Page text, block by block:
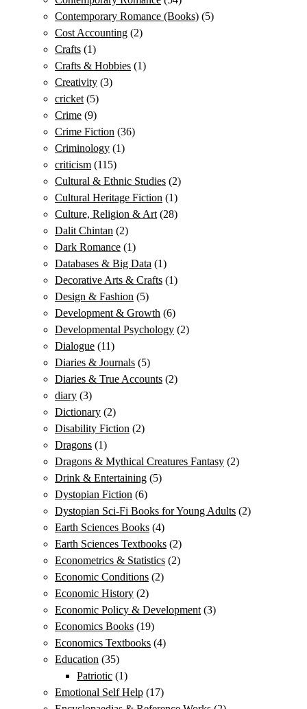
Contemporary Romance (Books) (5)
Cost Accounting (2)
Crafts (1)
Crafts & Hobbies (1)
Creativity (3)
cricket (5)
Crime (9)
Crime Fiction (36)
Criminology (1)
criticism (115)
Cultural & Ethnic Studies (2)
Cultural Heritage Fiction (1)
Culture, Religion & Art (28)
Dalit Chintan (2)
Dark Romance (1)
Databases & Big Data (1)
Decorative Arts & Crafts (1)
Design & Fashion (5)
Development & Growth (6)
Developmental Psychology (2)
Dialogue (11)
Diaries & Journals (5)
Diaries & True Accounts (2)
diary (3)
Dictionary (2)
Disability Fiction (2)
Dragons (1)
Dragons & Mythical Creatures Fantasy (2)
Drink & Entertaining (5)
Dystopian Fiction (6)
Dystopian Sci-Fi Books for Young Adults (2)
Earth Sciences Books (4)
Earth Sciences Textbooks (2)
Econometrics & Statistics (2)
Economic Conditions (2)
Economic History (2)
Economic Policy & Development (3)
Economics Books (19)
Economics Textbooks (4)
Education (35)
Patriotic (1)
Emotional Self Help (17)